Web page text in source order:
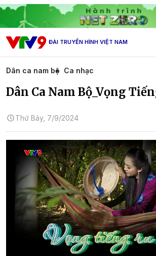
ĐÀI TRUYỀN HÌNH VIỆT NAM
Dân ca nam bộ Ca nhạc
Dân Ca Nam Bộ_Vọng
Thứ Bảy, 7/9/2024